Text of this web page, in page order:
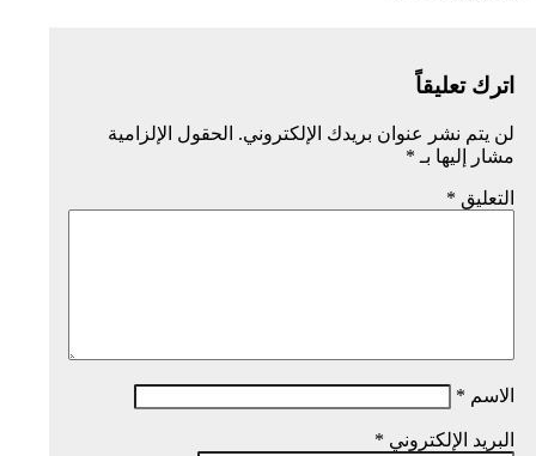
اترك تعليقاً
لن يتم نشر عنوان بريدك الإلكتروني. الحقول الإلزامية
مشار إليها بـ *
التعليق *
الاسم *
البريد الإلكتروني *